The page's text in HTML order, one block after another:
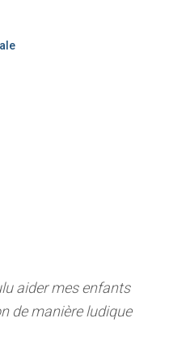
aider mes enfants
de manière ludique